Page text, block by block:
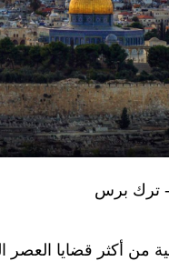
ترك برس
من أكثر قضايا